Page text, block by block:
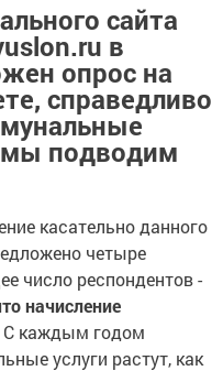
сайта
в
опрос на
справедливо
мы подводим
касательно данного
четыре
число респондентов -
начисление
С каждым годом
услуги растут, как